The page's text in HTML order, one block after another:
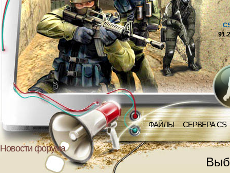
ФАЙЛЫ СЕРВЕРА CS
Новости форума